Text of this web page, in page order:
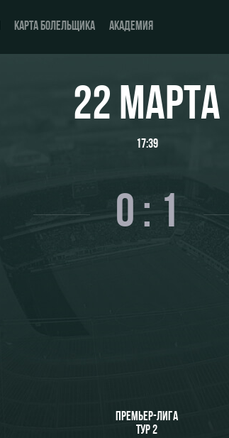
КАРТА БОЛЕЛЬЩИКА АКАДЕМИЯ
22 МАРТА
17:39
0 : 1
ПРЕМЬЕР-ЛИГА
ТУР 2